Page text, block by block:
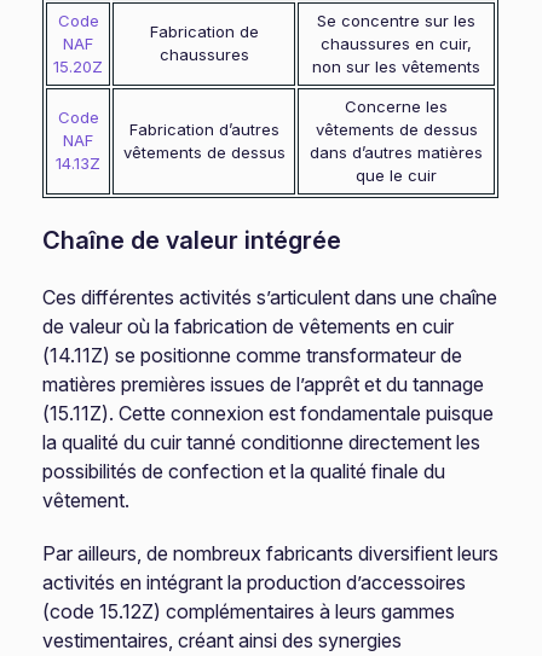
Code
NAF
15.20Z
Fabrication de
chaussures
Se concentre sur les
chaussures en cuir,
non sur les vêtements
Code
NAF
14.13Z
Fabrication d’autres
vêtements de dessus
Concerne les
vêtements de dessus
dans d’autres matières
que le cuir
Chaîne de valeur intégrée
Ces différentes activités s’articulent dans une chaîne
de valeur où la fabrication de vêtements en cuir
(14.11Z) se positionne comme transformateur de
matières premières issues de l’apprêt et du tannage
(15.11Z). Cette connexion est fondamentale puisque
la qualité du cuir tanné conditionne directement les
possibilités de confection et la qualité finale du
vêtement.
Par ailleurs, de nombreux fabricants diversifient leurs
activités en intégrant la production d’accessoires
(code 15.12Z) complémentaires à leurs gammes
vestimentaires, créant ainsi des synergies